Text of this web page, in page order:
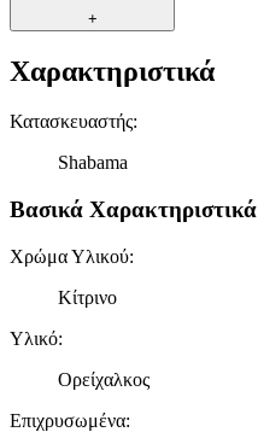
+
Χαρακτηριστικά
Κατασκευαστής:
Shabama
Βασικά Χαρακτηριστικά
Χρώμα Υλικού:
Κίτρινο
Υλικό:
Ορείχαλκος
Επιχρυσωμένα: